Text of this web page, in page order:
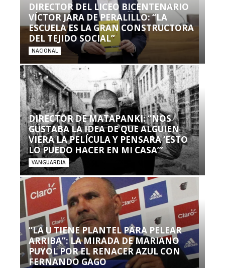
DIRECTOR DEL LICEO BICENTENARIO
VÍCTOR JARA DE PERALILLO: “LA
ESCUELA ES LA GRAN CONSTRUCTORA
DEL TEJIDO SOCIAL”
NACIONAL
DIRECTOR DE MATAPANKI: “NOS
GUSTABA LA IDEA DE QUE ALGUIEN
VIERA LA PELÍCULA Y PENSARA ‘ESTO
LO PUEDO HACER EN MI CASA’”
VANGUARDIA
“LA U TIENE PLANTEL PARA PELEAR
ARRIBA”: LA MIRADA DE MARIANO
PUYOL POR EL RENACER AZUL CON
FERNANDO GAGO